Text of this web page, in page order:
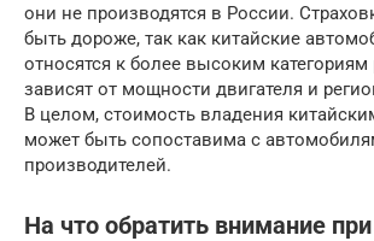
они не производятся в России.
быть дороже, так как китайские
относятся к более высоким категориям
зависят от мощности двигателя и
В целом, стоимость владения
может быть сопоставима с
производителей.
На что обратить внимание